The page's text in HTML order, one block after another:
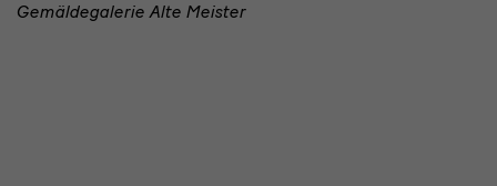
Gemäldegalerie Alte Meister